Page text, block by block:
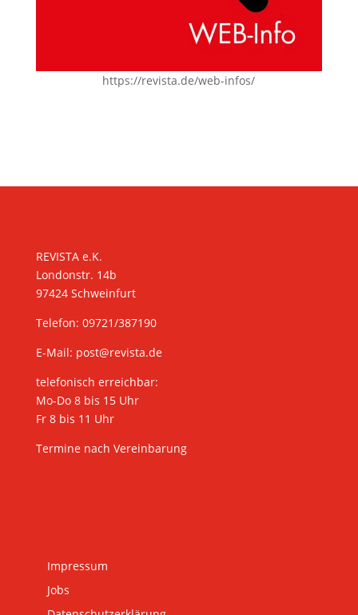
https://revista.de/web-infos/
REVISTA e.K.
Londonstr. 14b
97424 Schweinfurt
Telefon: 09721/387190
E-Mail: post@revista.de
telefonisch erreichbar:
Mo-Do 8 bis 15 Uhr
Fr 8 bis 11 Uhr
Termine nach Vereinbarung
Impressum
Jobs